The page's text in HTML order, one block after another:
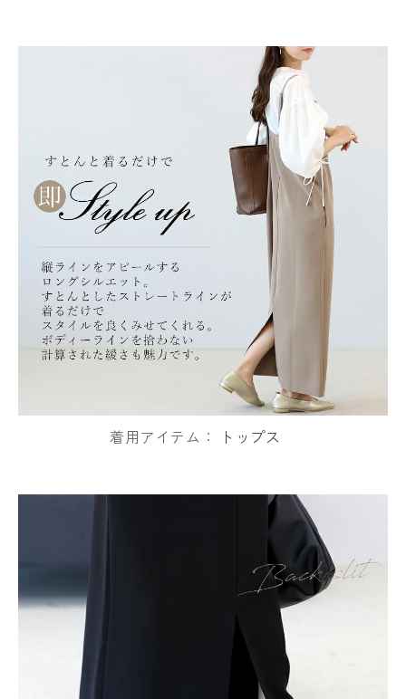
着用アイテム： トップス